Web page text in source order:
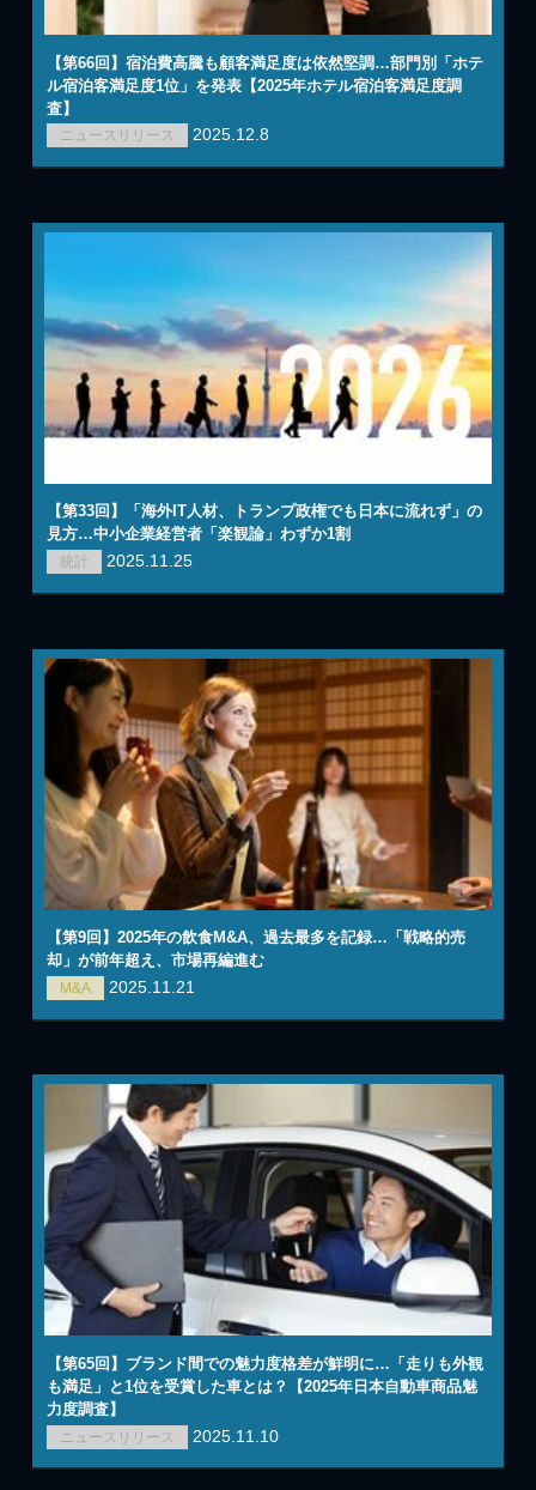
【第66回】宿泊費高騰も顧客満足度は依然堅調…部門別「ホテ
ル宿泊客満足度1位」を発表【2025年ホテル宿泊客満足度調
査】
ニュースリリース
2025.12.8
【第33回】「海外IT人材、トランプ政権でも日本に流れず」の
見方…中小企業経営者「楽観論」わずか1割
統計
2025.11.25
【第9回】2025年の飲食M&A、過去最多を記録…「戦略的売
却」が前年超え、市場再編進む
M&A
2025.11.21
【第65回】ブランド間での魅力度格差が鮮明に…「走りも外観
も満足」と1位を受賞した車とは？【2025年日本自動車商品魅
力度調査】
ニュースリリース
2025.11.10